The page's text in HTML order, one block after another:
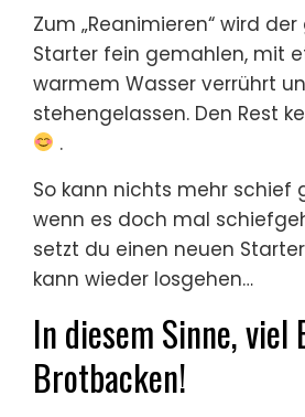
Zum „Reanimieren“ wird
Starter fein gemahlen, mit
warmem Wasser verrührt
stehengelassen. Den Rest
.
So kann nichts mehr schief
wenn es doch mal
setzt du einen neuen
kann wieder losgehen…
In diesem Sinne, viel
Brotbacken!